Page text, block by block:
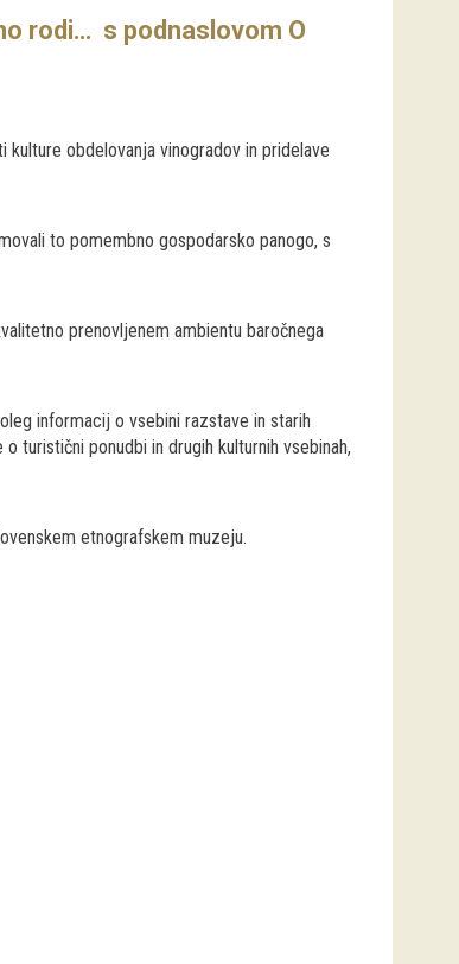
rodi… s podnaslovom O
obdelovanja vinogradov in pridelave
to pomembno gospodarsko panogo, s
prenovljenem ambientu baročnega
informacij o vsebini razstave in starih
turistični ponudbi in drugih kulturnih vsebinah,
etnografskem muzeju.